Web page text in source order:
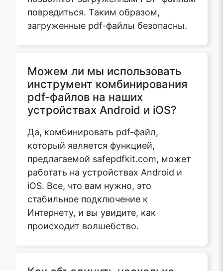
повредиться. Таким образом,
загруженные pdf-файлы безопасны.
Можем ли мы использовать
инструмент комбинирования
pdf-файлов на наших
устройствах Android и iOS?
Да, комбинировать pdf-файл,
который является функцией,
предлагаемой safepdfkit.com, может
работать на устройствах Android и
iOS. Все, что вам нужно, это
стабильное подключение к
Интернету, и вы увидите, как
происходит волшебство.
Как объединить несколько